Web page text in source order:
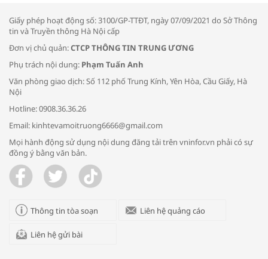
Bác sĩ tư vấn cách phòng tránh bệnh
đường hô hấp trong thời tiết giao mùa
Trao yêu thương cho em
Giấy phép hoạt động số: 3100/GP-TTĐT, ngày 07/09/2021 do Sở Thông
tin và Truyền thông Hà Nội cấp
Đơn vị chủ quản:CTCP THÔNG TIN TRUNG ƯƠNG
Phụ trách nội dung: Phạm Tuấn Anh
Văn phòng giao dịch: Số 112 phố Trung Kính, Yên Hòa, Cầu Giấy, Hà
Nội
Hotline: 0908.36.36.26
Email: kinhtevamoitruong6666@gmail.com
Mọi hành động sử dụng nội dung đăng tải trên vninfor.vn phải có sự
đồng ý bằng văn bản.
Thông tin tòa soạn Liên hệ quảng cáo
Liên hệ gửi bài